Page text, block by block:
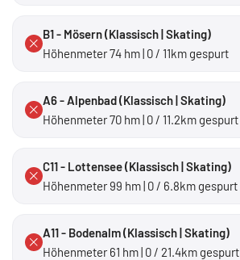
B1 - Mösern (Klassisch | Skating)
Höhenmeter 74 hm | 0 / 11km gespurt
A6 - Alpenbad (Klassisch | Skating)
Höhenmeter 70 hm | 0 / 11.2km gespurt
C11 - Lottensee (Klassisch | Skating)
Höhenmeter 99 hm | 0 / 6.8km gespurt
A11 - Bodenalm (Klassisch | Skating)
Höhenmeter 61 hm | 0 / 21.4km gespurt